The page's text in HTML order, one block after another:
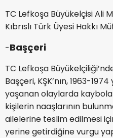
TC Lefkoşa Büyükelçisi Ali
Kıbrıslı Türk Üyesi Hakkı
-Başçeri
TC Lefkoşa
Başçeri, KŞK’nın, 1963-
yaşanan olaylarda
kişilerin naaşlarının
ailelerine teslim edilmesi
yerine getirdiğine vurgu